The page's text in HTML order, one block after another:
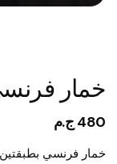
خمار
480 ج.م